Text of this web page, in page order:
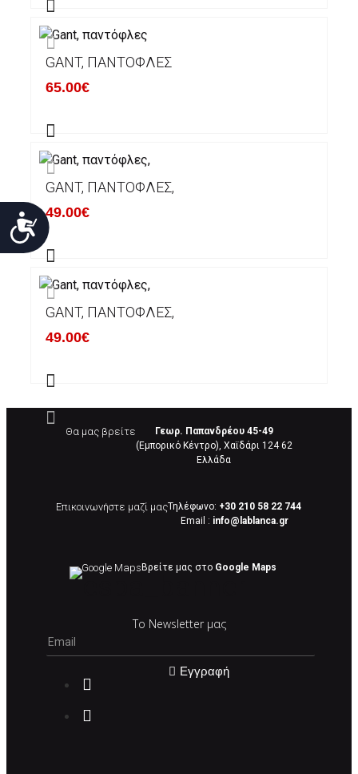
Προσιτότητα
GANT, ΠΑΝΤΌΦΛΕΣ
65.00€
GANT, ΠΑΝΤΌΦΛΕΣ,
49.00€
GANT, ΠΑΝΤΌΦΛΕΣ,
49.00€
Θα μας βρείτε
Γεωρ. Παπανδρέου 45-49
(Εμπορικό Κέντρο), Χαϊδάρι 124 62
Eλλάδα
Επικοινωνήστε μαζί μαςΤηλέφωνο: +30 210 58 22 744
Email : info@lablanca.gr
Google Maps Βρείτε μας στο Google Maps
Το Newsletter μας
Εγγραφή